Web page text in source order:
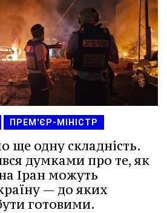
ПРЕМ'ЄР-МІНІСТР
ще одну складність.
думками про те, як
Іран можуть
— до яких
готовими.